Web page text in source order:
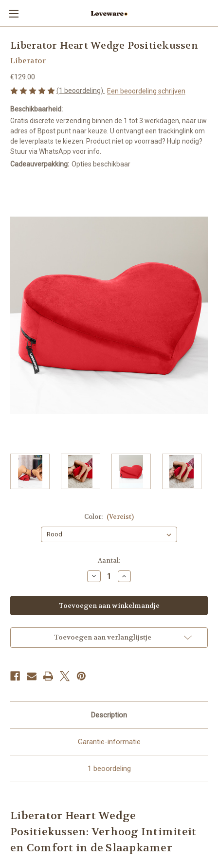
Liberator Heart Wedge Positiekussen
Liberator
€129.00
(1 beoordeling) Een beoordeling schrijven
Beschikbaarheid:
Gratis discrete verzending binnen de 1 tot 3 werkdagen, naar uw
adres of Bpost punt naar keuze. U ontvangt een trackinglink om
de leverplaats te kiezen. Product niet op voorraad? Hulp nodig?
Stuur via WhatsApp voor info.
Cadeauverpakking: Opties beschikbaar
Color: (Vereist)
Aantal:
Hoeveelheid
verlagen
Liberator
Heart
Wedge
Positiekussen
Hoeveelheid
verhogen
Liberator
Heart
Wedge
Positiekussen
Toevoegen aan verlanglijstje
Description
Garantie-informatie
1 beoordeling
Liberator Heart Wedge
Positiekussen: Verhoog Intimiteit
en Comfort in de Slaapkamer